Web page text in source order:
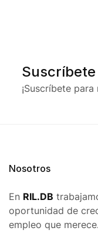
Suscríbete
¡Suscríbete
Nosotros
En RIL.DB
oportunidad de
empleo que